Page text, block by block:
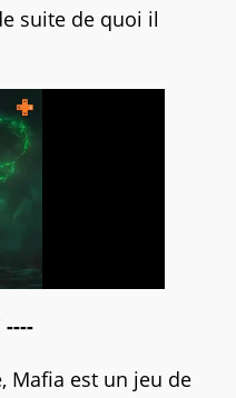
suite de quoi il
Mafia est un jeu de